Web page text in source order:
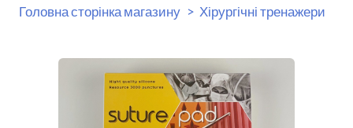
Головна сторінка магазину Хірургічні тренажери